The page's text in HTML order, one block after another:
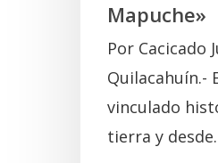
culturales
Mapuche»
Mapuche»
Por Cacicado
Quilacahuín.-
vinculado
tierra y